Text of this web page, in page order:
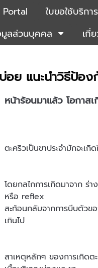
Portal ใบขอใช้บริการ
มูลส่วนบุคคล
เกี่
อย แนะนำวิธีป้อ
หน้าร้อนมาแล้ว โอกาส
ตะคริวเป็นขาประจำมักจะเกิ
โดยกลไกการเกิดมาจาก
หรือ reflex
สะท้อนกลับจากการบีบตัวข
เกินไป
สาเหตุหลักๆ ของการเกิดต